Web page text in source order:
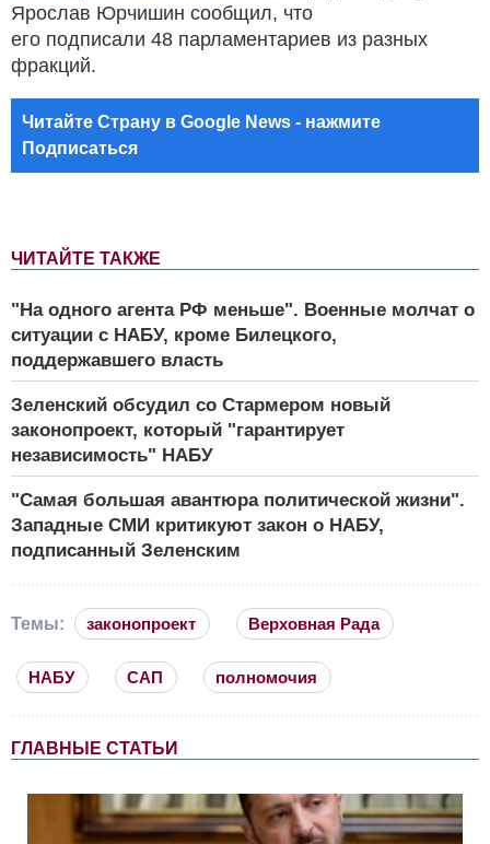
ЧИТАЙТЕ ТАКЖЕ
"На одного агента РФ меньше". Военные молчат о
ситуации с НАБУ, кроме Билецкого,
поддержавшего власть
Зеленский обсудил со Стармером новый
законопроект, который "гарантирует
независимость" НАБУ
"Самая большая авантюра политической жизни".
Западные СМИ критикуют закон о НАБУ,
подписанный Зеленским
Ярослав Юрчишин сообщил, что
его подписали 48 парламентариев из разных
фракций.
Читайте Страну в Google News - нажмите
Подписаться
Темы: законопроект Верховная Рада
НАБУ САП полномочия
ГЛАВНЫЕ СТАТЬИ